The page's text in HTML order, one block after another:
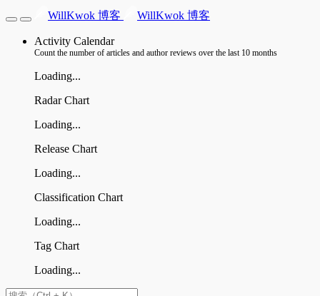
WillKwok 博客 WillKwok 博客
Activity Calendar
Count the number of articles and author reviews over the last 10 months
Loading...
Radar Chart
Loading...
Release Chart
Loading...
Classification Chart
Loading...
Tag Chart
Loading...